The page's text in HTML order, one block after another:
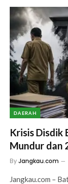
DAERAH
Krisis Disdik
Mundur dan
ByJangkau.com
Jangkau.com –